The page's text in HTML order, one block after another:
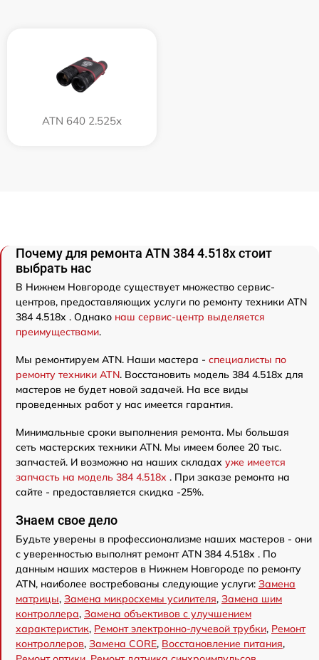
ATN 640 2.525x
Почему для ремонта ATN 384 4.518x стоит
выбрать нас
В Нижнем Новгороде существует множество сервис-
центров, предоставляющих услуги по ремонту техники ATN
384 4.518x . Однако наш сервис-центр выделяется
преимуществами.
Мы ремонтируем ATN. Наши мастера - специалисты по
ремонту техники ATN. Восстановить модель 384 4.518x для
мастеров не будет новой задачей. На все виды
проведенных работ у нас имеется гарантия.
Минимальные сроки выполнения ремонта. Мы большая
сеть мастерских техники ATN. Мы имеем более 20 тыс.
запчастей. И возможно на наших складах уже имеется
запчасть на модель 384 4.518x . При заказе ремонта на
сайте - предоставляется скидка -25%.
Знаем свое дело
Будьте уверены в профессионализме наших мастеров - они
с уверенностью выполнят ремонт ATN 384 4.518x . По
данным наших мастеров в Нижнем Новгороде по ремонту
ATN, наиболее востребованы следующие услуги: Замена
матрицы, Замена микросхемы усилителя, Замена шим
контроллера, Замена объективов с улучшением
характеристик, Ремонт электронно-лучевой трубки, Ремонт
контроллеров, Замена CORE, Восстановление питания,